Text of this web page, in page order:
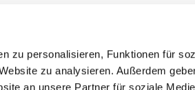
zu personalisieren, Funktionen für
zu analysieren. Außerdem
an unsere Partner für soziale
Kirchengemeinde Mainz-Innenstadt
56, 55116 Mainz
 +496131-234677